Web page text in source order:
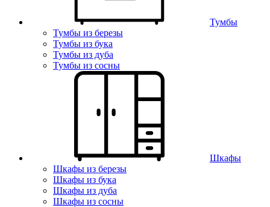
Тумбы
Тумбы из березы
Тумбы из бука
Тумбы из дуба
Тумбы из сосны
Шкафы
Шкафы из березы
Шкафы из бука
Шкафы из дуба
Шкафы из сосны